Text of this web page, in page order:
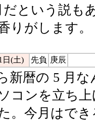
だという説も
りがします。
日(土) 先負 庚辰
新暦の 5 月な
コンを立ち
。今月はで